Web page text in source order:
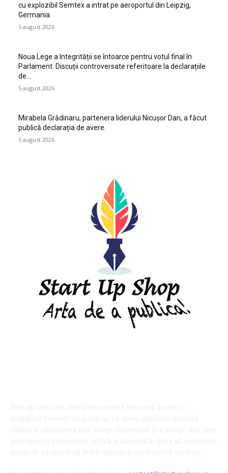
cu explozibil Semtex a intrat pe aeroportul din Leipzig,
Germania
5 august 2026
Noua Lege a Integrității se întoarce pentru votul final în
Parlament. Discuții controversate referitoare la declarațiile
de…
5 august 2026
Mirabela Grădinaru, partenera liderului Nicușor Dan, a făcut
publică declarația de avere.
5 august 2026